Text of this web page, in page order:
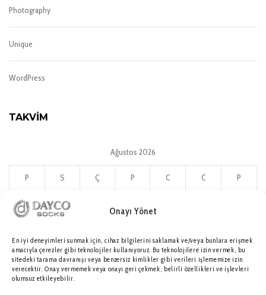
Onayı Yönet
En iyi deneyimleri sunmak için, cihaz bilgilerini saklamak ve/veya bunlara erişmek
amacıyla çerezler gibi teknolojiler kullanıyoruz. Bu teknolojilere izin vermek, bu
sitedeki tarama davranışı veya benzersiz kimlikler gibi verileri işlememize izin
verecektir. Onay vermemek veya onayı geri çekmek, belirli özellikleri ve işlevleri
olumsuz etkileyebilir.
Photography
Unique
WordPress
TAKVIM
Ağustos 2026
P S Ç P C C P
3
4 6
17
18 19 20 21 22
23
24
25 26 27 28 29
30
31